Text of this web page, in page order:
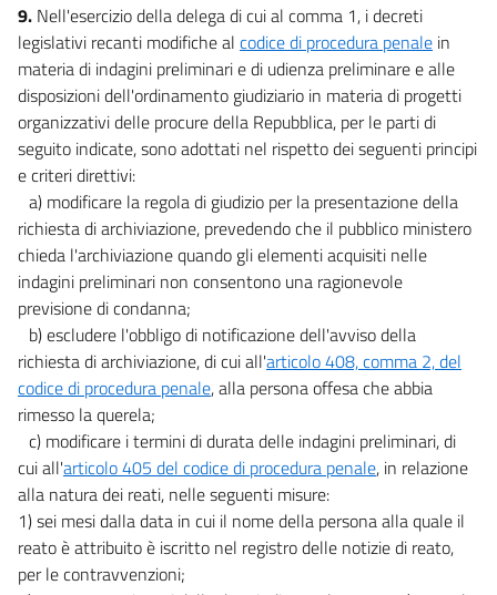
9. Nell'esercizio della delega di cui al comma 1, i decreti
legislativi recanti modifiche al codice di procedura penale in
materia di indagini preliminari e di udienza preliminare e alle
disposizioni dell'ordinamento giudiziario in materia di progetti
organizzativi delle procure della Repubblica, per le parti di
seguito indicate, sono adottati nel rispetto dei seguenti principi
e criteri direttivi:
a) modificare la regola di giudizio per la presentazione della
richiesta di archiviazione, prevedendo che il pubblico ministero
chieda l'archiviazione quando gli elementi acquisiti nelle
indagini preliminari non consentono una ragionevole
previsione di condanna;
b) escludere l'obbligo di notificazione dell'avviso della
richiesta di archiviazione, di cui all'articolo 408, comma 2, del
codice di procedura penale, alla persona offesa che abbia
rimesso la querela;
c) modificare i termini di durata delle indagini preliminari, di
cui all'articolo 405 del codice di procedura penale, in relazione
alla natura dei reati, nelle seguenti misure:
1) sei mesi dalla data in cui il nome della persona alla quale il
reato è attribuito è iscritto nel registro delle notizie di reato,
per le contravvenzioni;